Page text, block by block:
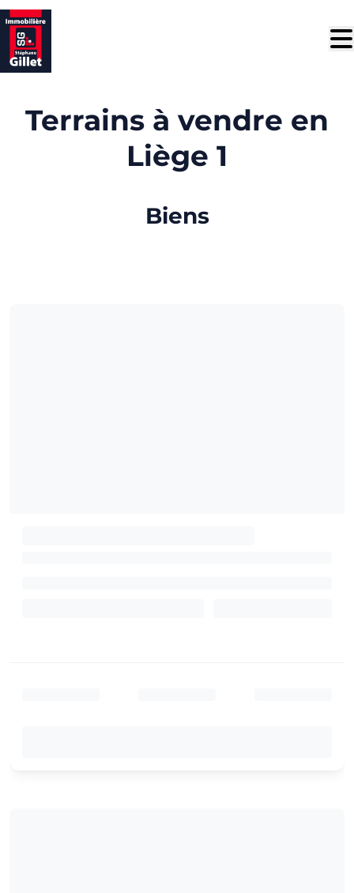
Aller au contenu principal
Terrains à vendre en
Liège 1
Biens